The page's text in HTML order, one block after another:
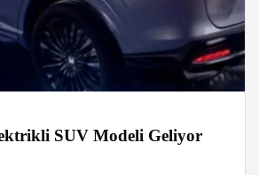
SUV Modeli Geliyor